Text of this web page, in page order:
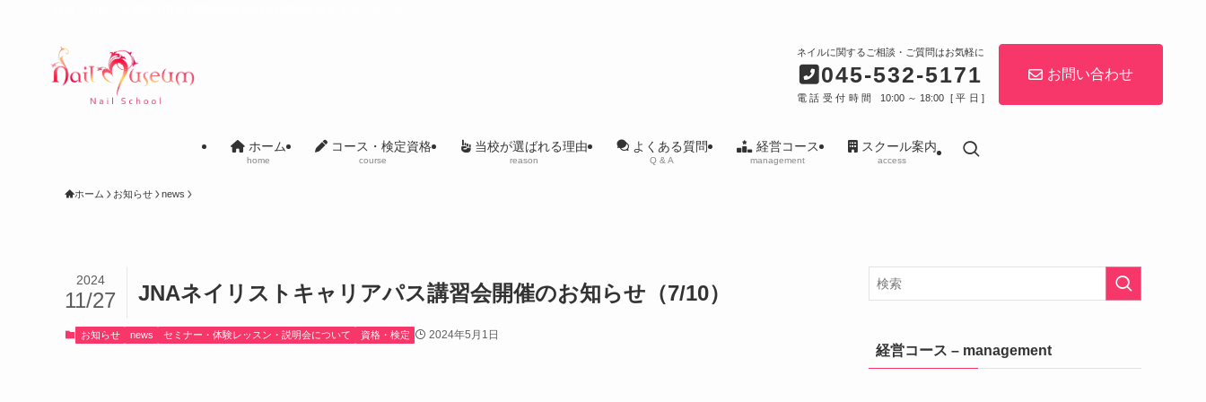
ネイルに関するご相談・ご質問はお気軽に
045-532-5171
電話受付時間 10:00～18:00 [平日]
お問い合わせ
ホーム
home
コース・検定資格
course
当校が選ばれる理由
reason
よくある質問
Q & A
経営コース
management
スクール案内
access
ホーム お知らせ news
JNAネイリストキャリアパス講習会開催のお知らせ（7/10）
2024
11/27
お知らせ news セミナー・体験レッスン・説明会について 資格・検定 2024年5月1日
経営コース – management